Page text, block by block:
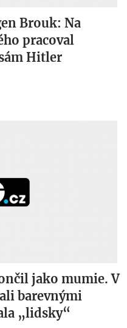
Brouk: Na
pracoval
Hitler
jako mumie. V
barevnými
„lidsky“